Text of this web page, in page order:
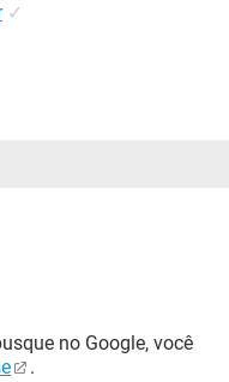
✓
no Google, você
.